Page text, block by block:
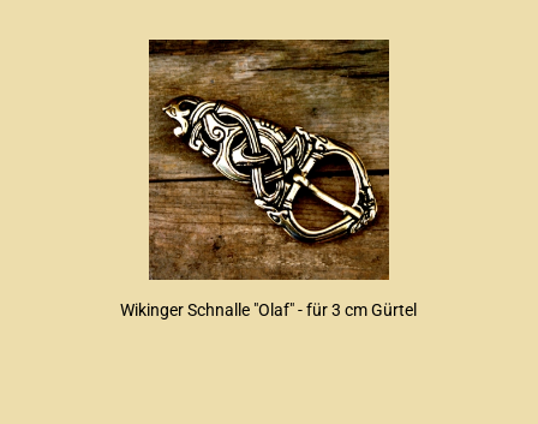
Wikinger Schnalle "Olaf" - für 3 cm Gürtel